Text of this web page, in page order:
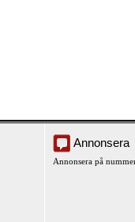
Annonsera
Annonsera på